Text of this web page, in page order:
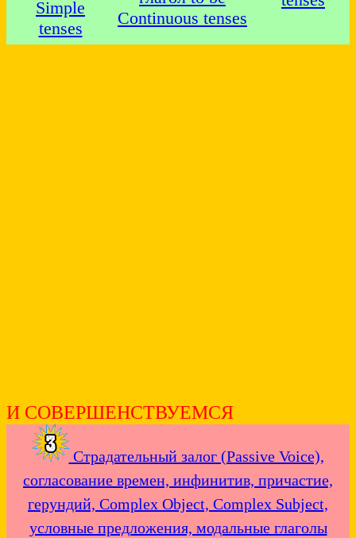
Simple
tenses
Continuous tenses
И СОВЕРШЕНСТВУЕМСЯ
Страдательный залог (Passive Voice),
согласование времен, инфинитив, причастие,
герундий, Complex Object, Complex Subject,
условные предложения, модальные глаголы